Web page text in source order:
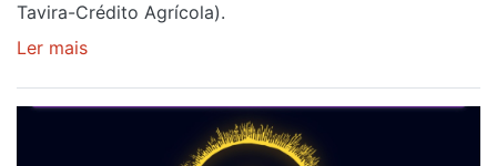
Tavira-Crédito Agrícola).
Ler mais
Oliveira